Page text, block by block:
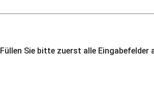
Füllen Sie bitte zuerst alle Eingabefelder